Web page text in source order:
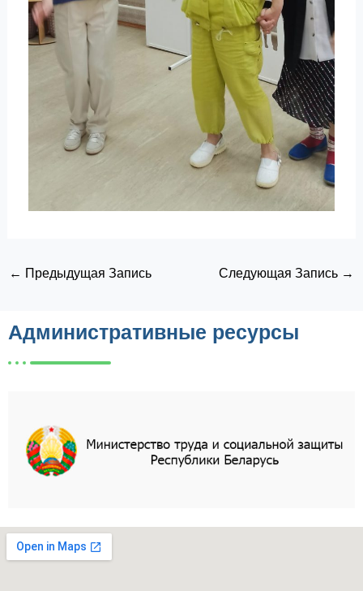
← Предыдущая Запись Следующая Запись →
Административные ресурсы